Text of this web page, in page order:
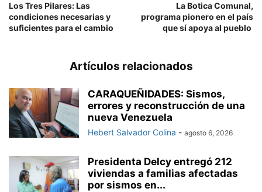
Los Tres Pilares: Las
condiciones necesarias y
suficientes para el cambio
La Botica Comunal,
programa pionero en el país
que sí apoya al pueblo
Artículos relacionados
CARAQUEÑIDADES: Sismos,
errores y reconstrucción de una
nueva Venezuela
Hebert Salvador Colina - agosto 6, 2026
Presidenta Delcy entregó 212
viviendas a familias afectadas
por sismos en...